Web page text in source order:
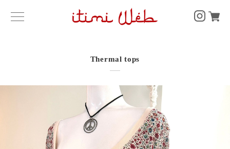
Thermal tops